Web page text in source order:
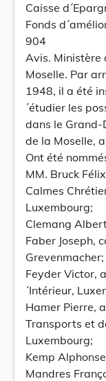
Caisse
Fonds
904
Avis. Ministère
Moselle. Par
1948, il a été
´étudier les
dans le
de la Moselle,
Ont été
MM. Bruck
Calmes
Luxembourg;
Clemang
Faber Joseph,
Grevenmacher;
Feyder Victor,
´Intérieur,
Hamer Pierre,
Transports et
Luxembourg;
Kemp
Mandres